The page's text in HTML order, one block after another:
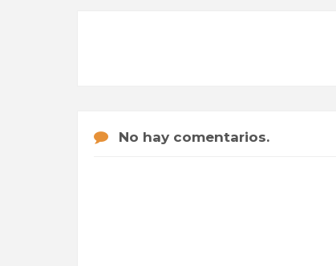
No hay comentarios.